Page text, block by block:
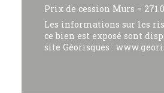
Prix de cession Murs =
Les informations sur les
ce bien est exposé sont
site Géorisques :